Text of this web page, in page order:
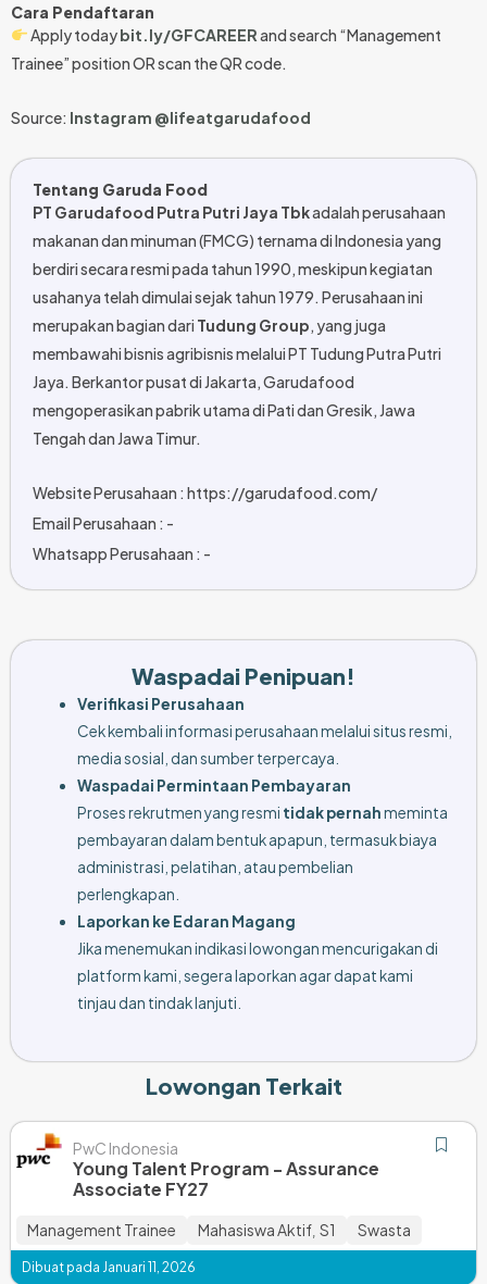
Cara Pendaftaran
Apply todaybit.ly/GFCAREERand search “Management
Trainee” position OR scan the QR code.
Source: Instagram @lifeatgarudafood
Tentang Garuda Food
PT Garudafood Putra Putri Jaya Tbkadalah perusahaan
makanan dan minuman (FMCG) ternama di Indonesia yang
berdiri secara resmi pada tahun 1990, meskipun kegiatan
usahanya telah dimulai sejak tahun 1979. Perusahaan ini
merupakan bagian dari Tudung Group, yang juga
membawahi bisnis agribisnis melalui PT Tudung Putra Putri
Jaya. Berkantor pusat di Jakarta, Garudafood
mengoperasikan pabrik utama di Pati dan Gresik, Jawa
Tengah dan Jawa Timur.
Website Perusahaan : https://garudafood.com/
Email Perusahaan : -
Whatsapp Perusahaan : -
Waspadai Penipuan!
Verifikasi Perusahaan
Cek kembali informasi perusahaan melalui situs resmi,
media sosial, dan sumber terpercaya.
Waspadai Permintaan Pembayaran
Proses rekrutmen yang resmi tidak pernahmeminta
pembayaran dalam bentuk apapun, termasuk biaya
administrasi, pelatihan, atau pembelian
perlengkapan.
Laporkan ke Edaran Magang
Jika menemukan indikasi lowongan mencurigakan di
platform kami, segera laporkan agar dapat kami
tinjau dan tindak lanjuti.
Lowongan Terkait
PwC Indonesia
Young Talent Program - Assurance
Associate FY27
Management Trainee Mahasiswa Aktif S1 Swasta
Dibuat pada Januari 11, 2026